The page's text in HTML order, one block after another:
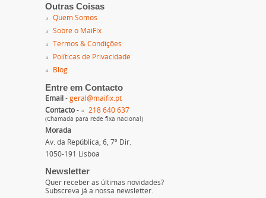
Outras Coisas
Quem Somos
Sobre o MaiFix
Termos & Condições
Políticas de Privacidade
Blog
Entre em Contacto
Email - geral@maifix.pt
Contacto - 218 640 637
(Chamada para rede fixa nacional)
Morada
Av. da República, 6, 7º Dir.
1050-191 Lisboa
Newsletter
Quer receber as últimas novidades?
Subscreva já a nossa newsletter.